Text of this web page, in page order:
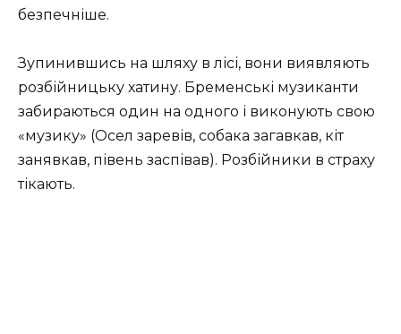
безпечніше.
Зупинившись на шляху в лісі, вони виявляють
розбійницьку хатину. Бременські музиканти
забираються один на одного і виконують свою
«музику» (Осел заревів, собака загавкав, кіт
занявкав, півень заспівав). Розбійники в страху
тікають.